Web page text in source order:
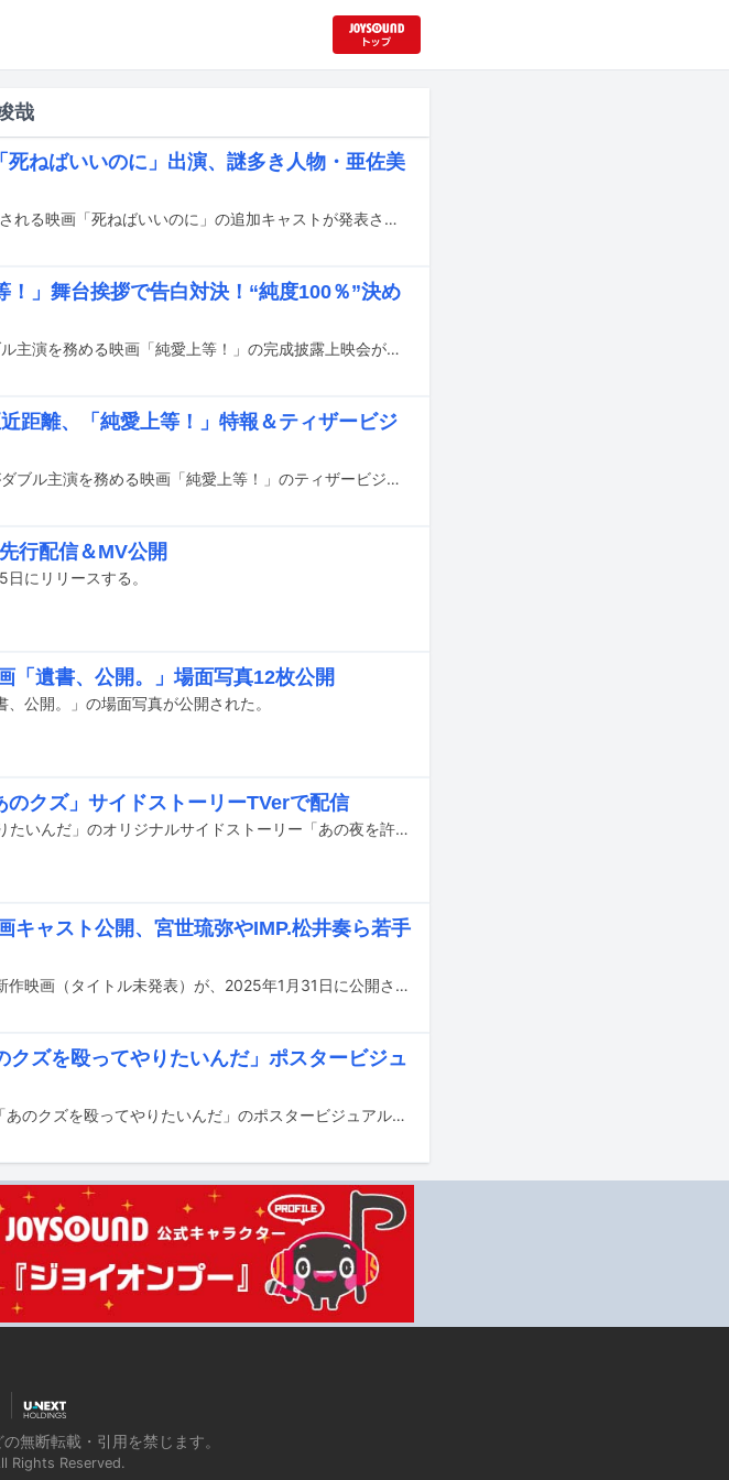
哉
ねばいいのに」出演、謎多き人物・亜佐美
7月3日より東京・テアトル新宿ほかで全国公開される映画「死ねばいいのに」の追加キャストが発表され、超特急のタクヤこと草川拓弥が出演していることがわかった。
」舞台挨拶で告白対決！“純度100％”決め
M!LKの山中柔太朗と超特急の髙松アロハがダブル主演を務める映画「純愛上等！」の完成披露上映会が本日1月26日に東京・新宿ピカデリーにて行われ、山中、髙松と共演の白鳥晴都、嵐翔真、浅野竣哉、小平大智、高橋璃央、宮脇優、堀夏喜（FANTASTICS）、監督の八重樫風雅が登壇した。
距離、「純愛上等！」特報＆ティザービジ
山中柔太朗（M!LK）と高松アロハ（超特急）がダブル主演を務める映画「純愛上等！」のティザービジュアルと特報映像が公開された。
行配信＆MV公開
にリリースする。
「遺書、公開。」場面写真12枚公開
公開。」の場面写真が公開された。
クズ」サイドストーリーTVerで配信
TBS系で放送中のドラマ「あのクズを殴ってやりたいんだ」のオリジナルサイドストーリー「あの夜を許してやりたいんだ」が11月12日22:57よりTVerで配信される。このサイドストーリーに、本編キャストである小関裕太、玉井詩織（ももいろクローバーZ）、鳴海唯、浅野竣哉らが登場する。
キャスト公開、宮世琉弥やIMP.松井奏ら若手
吉野北人（THE RAMPAGE）が初主演を務める新作映画（タイトル未発表）が、2025年1月31日に公開される。超特報映像、ティザービジュアル、そして本作に出演するキャストが明らかになった。
ズを殴ってやりたいんだ」ポスタービジュ
10月8日にTBS系で放送がスタートするドラマ「あのクズを殴ってやりたいんだ」のポスタービジュアルが公開された。
無断転載・引用を禁じます。
Rights Reserved.